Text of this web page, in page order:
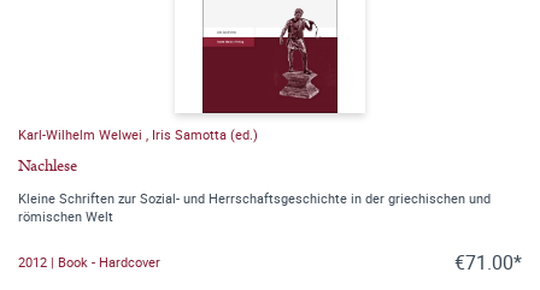
Karl-Wilhelm Welwei Iris Samotta (ed.)
Nachlese
Kleine Schriften zur Sozial- und Herrschaftsgeschichte in der griechischen und
römischen Welt
2012 | Book - Hardcover €71.00*